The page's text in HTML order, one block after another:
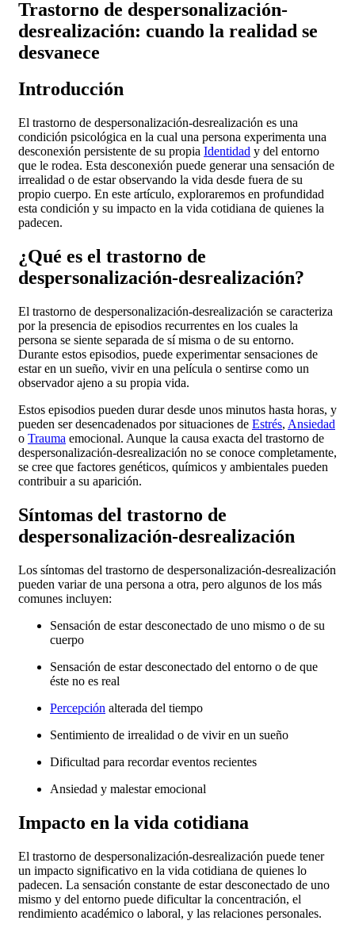
Trastorno de despersonalización-
desrealización: cuando la realidad se
desvanece
Introducción
El trastorno de despersonalización-desrealización es una
condición psicológica en la cual una persona experimenta una
desconexión persistente de su propia Identidad y del entorno
que le rodea. Esta desconexión puede generar una sensación de
irrealidad o de estar observando la vida desde fuera de su
propio cuerpo. En este artículo, exploraremos en profundidad
esta condición y su impacto en la vida cotidiana de quienes la
padecen.
¿Qué es el trastorno de
despersonalización-desrealización?
El trastorno de despersonalización-desrealización se caracteriza
por la presencia de episodios recurrentes en los cuales la
persona se siente separada de sí misma o de su entorno.
Durante estos episodios, puede experimentar sensaciones de
estar en un sueño, vivir en una película o sentirse como un
observador ajeno a su propia vida.
Estos episodios pueden durar desde unos minutos hasta horas, y
pueden ser desencadenados por situaciones de Estrés, Ansiedad
o Trauma emocional. Aunque la causa exacta del trastorno de
despersonalización-desrealización no se conoce completamente,
se cree que factores genéticos, químicos y ambientales pueden
contribuir a su aparición.
Síntomas del trastorno de
despersonalización-desrealización
Los síntomas del trastorno de despersonalización-desrealización
pueden variar de una persona a otra, pero algunos de los más
comunes incluyen:
Sensación de estar desconectado de uno mismo o de su
cuerpo
Sensación de estar desconectado del entorno o de que
éste no es real
Percepción alterada del tiempo
Sentimiento de irrealidad o de vivir en un sueño
Dificultad para recordar eventos recientes
Ansiedad y malestar emocional
Impacto en la vida cotidiana
El trastorno de despersonalización-desrealización puede tener
un impacto significativo en la vida cotidiana de quienes lo
padecen. La sensación constante de estar desconectado de uno
mismo y del entorno puede dificultar la concentración, el
rendimiento académico o laboral, y las relaciones personales.